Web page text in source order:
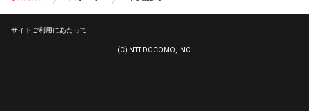
サイトご利用にあたって
(C) NTT DOCOMO, INC.